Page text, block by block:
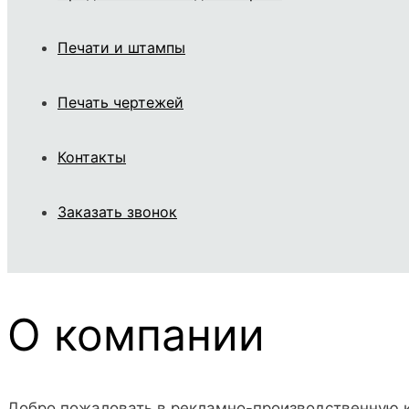
Печати и штампы
Печать чертежей
Контакты
Заказать звонок
О компании